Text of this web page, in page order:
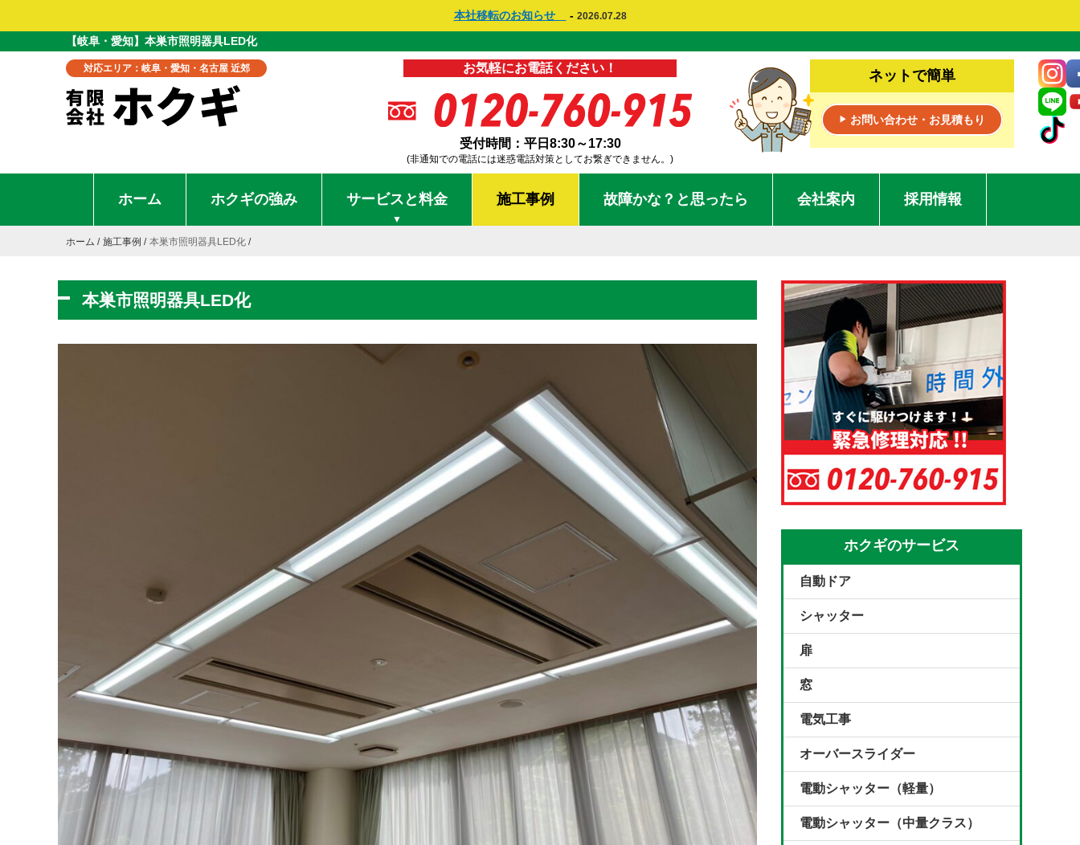
本社移転のお知らせ - 2026.07.28
【岐阜・愛知】本巣市照明器具LED化
対応エリア：岐阜・愛知・名古屋 近郊 お気軽にお電話ください！
受付時間：平日8:30～17:30
(非通知での電話には迷惑電話対策としてお繋ぎできません。)
ネットで簡単
▶ お問い合わせ・お見積もり
ホーム ホクギの強み サービスと料金
▼
施工事例 故障かな？と思ったら 会社案内 採用情報
ホーム 施工事例 本巣市照明器具LED化
本巣市照明器具LED化
ホクギのサービス
自動ドア
シャッター
扉
窓
電気工事
オーバースライダー
電動シャッター（軽量）
電動シャッター（中量クラス）